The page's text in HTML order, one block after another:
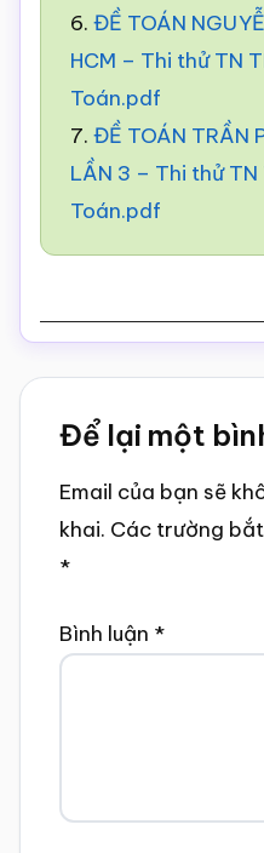
6. ĐỀ TOÁN
HCM – Thi thử TN
Toán.pdf
7. ĐỀ TOÁN TRẦN
LẦN 3 – Thi thử
Toán.pdf
Reader
Interactions
Để lại một
Email của bạn sẽ
khai. Các trường
*
Bình luận *